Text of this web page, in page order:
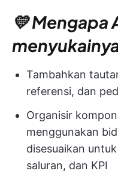
💛 Mengapa
Tambahkan
referensi, dan
Organisir
menggunakan
disesuaikan
saluran, dan KPI